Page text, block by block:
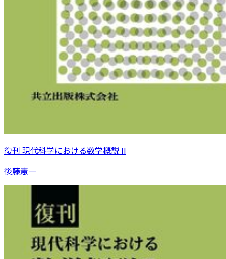
復刊 現代科学における数学概説 II
後藤憲一